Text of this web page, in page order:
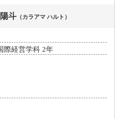
斗（カラアマ ハルト）
際経営学科 2年